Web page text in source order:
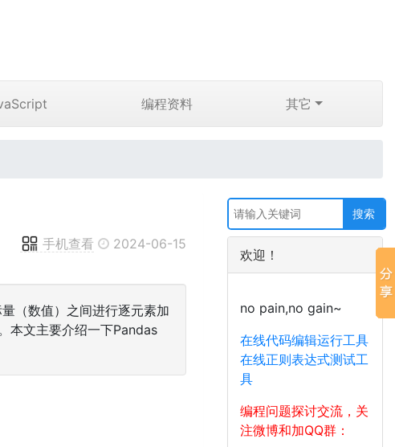
编程资料 其它
手机查看 2024-06-15
（数值）之间进行逐元素加
本文主要介绍一下Pandas
欢迎！
no pain,no gain~
在线代码编辑运行工具
在线正则表达式测试工
具
编程问题探讨交流，关
注微博和加QQ群：